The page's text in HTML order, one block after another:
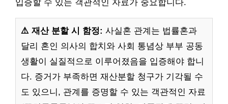
입증할 수 있는 객관적인 자료가 중요합니다.
⚠️ 재산 분할 시 함정: 사실혼 관계는 법률혼과
달리 혼인 의사의 합치와 사회 통념상 부부 공동
생활이 실질적으로 이루어졌음을 입증해야 합니
다. 증거가 부족하면 재산분할 청구가 기각될 수
도 있으니, 관계를 증명할 수 있는 객관적인 자료